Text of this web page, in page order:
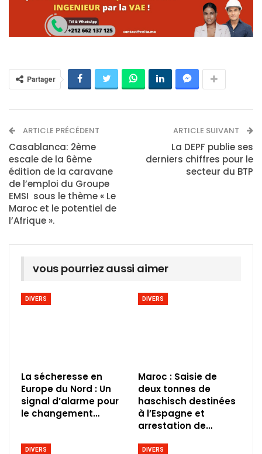
Partager
ARTICLE PRÉCÉDENT
Casablanca: 2ème
escale de la 6ème
édition de la caravane
de l’emploi du Groupe
EMSI sous le thème « Le
Maroc et le potentiel de
l’Afrique ».
ARTICLE SUIVANT
La DEPF publie ses
derniers chiffres pour le
secteur du BTP
vous pourriez aussi aimer
DIVERS
La sécheresse en
Europe du Nord : Un
signal d’alarme pour
le changement…
DIVERS
Maroc : Saisie de
deux tonnes de
haschisch destinées
à l’Espagne et
arrestation de…
DIVERS DIVERS